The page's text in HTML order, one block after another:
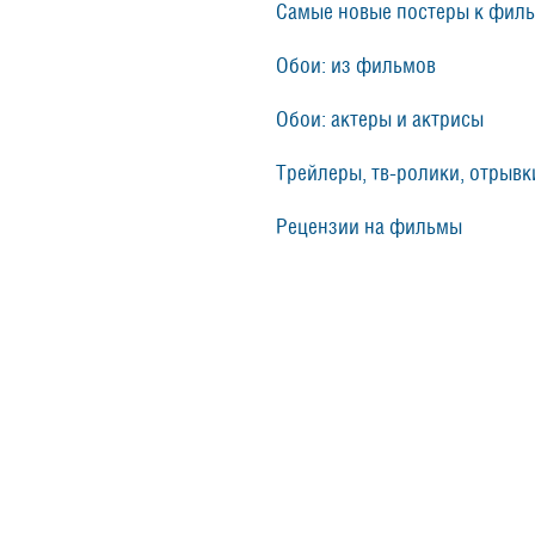
Самые новые постеры к
Обои: из фильмов
Обои: актеры и актрисы
Трейлеры, тв-ролики,
Рецензии на фильмы